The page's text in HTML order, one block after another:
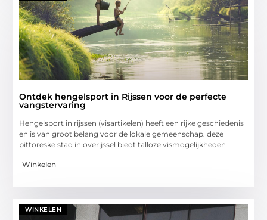
Ontdek hengelsport in Rijssen voor de perfecte
vangstervaring
Hengelsport in rijssen (visartikelen) heeft een rijke geschiedenis
en is van groot belang voor de lokale gemeenschap. deze
pittoreske stad in overijssel biedt talloze vismogelijkheden
Winkelen
WINKELEN